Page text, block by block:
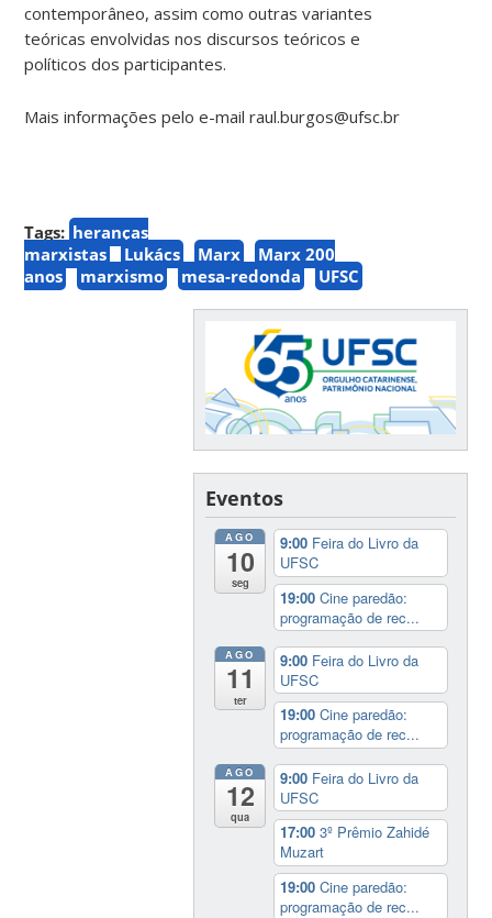
contemporâneo, assim como outras variantes
teóricas envolvidas nos discursos teóricos e
políticos dos participantes.
Mais informações pelo e-mail raul.burgos@ufsc.br
Tags: heranças
marxistas
Lukács Marx
Marx 200
anos
marxismo mesa-redonda UFSC
Eventos
AGO
10
seg
9:00 Feira do Livro da
UFSC
19:00Cine paredão:
programação de rec...
AGO
11
ter
9:00 Feira do Livro da
UFSC
19:00Cine paredão:
programação de rec...
AGO
12
qua
9:00 Feira do Livro da
UFSC
17:003º Prêmio Zahidé
Muzart
19:00Cine paredão:
programação de rec...